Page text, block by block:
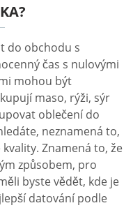
do obchodu s
čas s nulovými
mohou být
maso, rýži, sýr
oblečení do
neznamená to,
Znamená to, že
způsobem, pro
byste vědět, kde je
datování podle